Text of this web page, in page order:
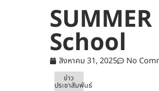
School
สิงหาคม 31, 2025 No
ข่าว
ประชาสัมพันธ์